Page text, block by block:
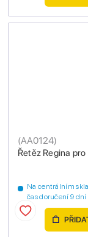
Řetěz Regina
(AA0124)
Na centrálním
čas doručení 9